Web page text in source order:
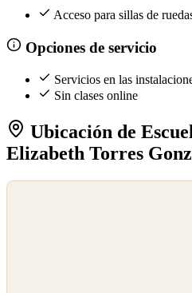
Acceso para sillas de
Opciones de servicio
Servicios en las
Sin clases online
Ubicación de
Elizabeth Torres